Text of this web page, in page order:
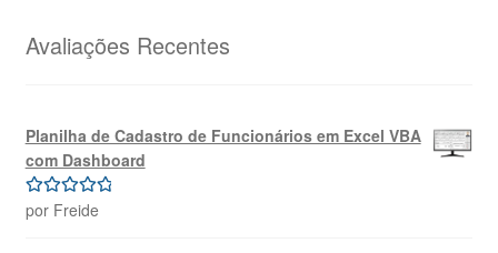
R$69,99.R$39,99.
Avaliações Recentes
Planilha de Cadastro de Funcionários em Excel VBA
com Dashboard
Avaliação5
por Freide